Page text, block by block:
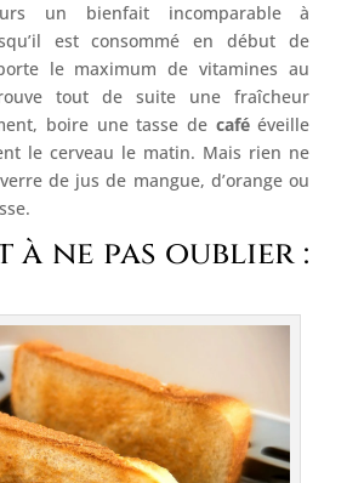
un bienfait incomparable à
est consommé en début de
le maximum de vitamines au
tout de suite une fraîcheur
boire une tasse de cafééveille
le cerveau le matin. Mais rien ne
de jus de mangue, d’orange ou
à ne pas oublier :